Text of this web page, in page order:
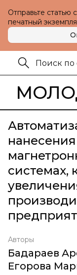
Отправьте статью
печатный
системах,
Авторы
Бадараев
Егорова